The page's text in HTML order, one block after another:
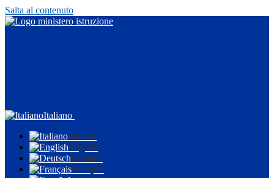
Salta al contenuto
Italiano
Italiano
English
Deutsch
Français